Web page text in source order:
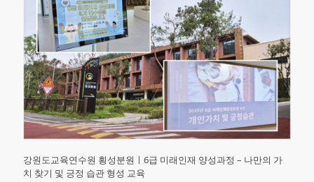
강원도교육연수원 횡성분원ㅣ6급 미래인재 양성과정 – 나만의 가
치 찾기 및 긍정 습관 형성 교육